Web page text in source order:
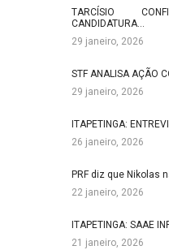
TARCÍSIO
CANDIDATURA…
29 janeiro, 2026
STF ANALISA AÇÃO
29 janeiro, 2026
ITAPETINGA:
26 janeiro, 2026
PRF diz que Nikolas
22 janeiro, 2026
ITAPETINGA: SAAE
21 janeiro, 2026